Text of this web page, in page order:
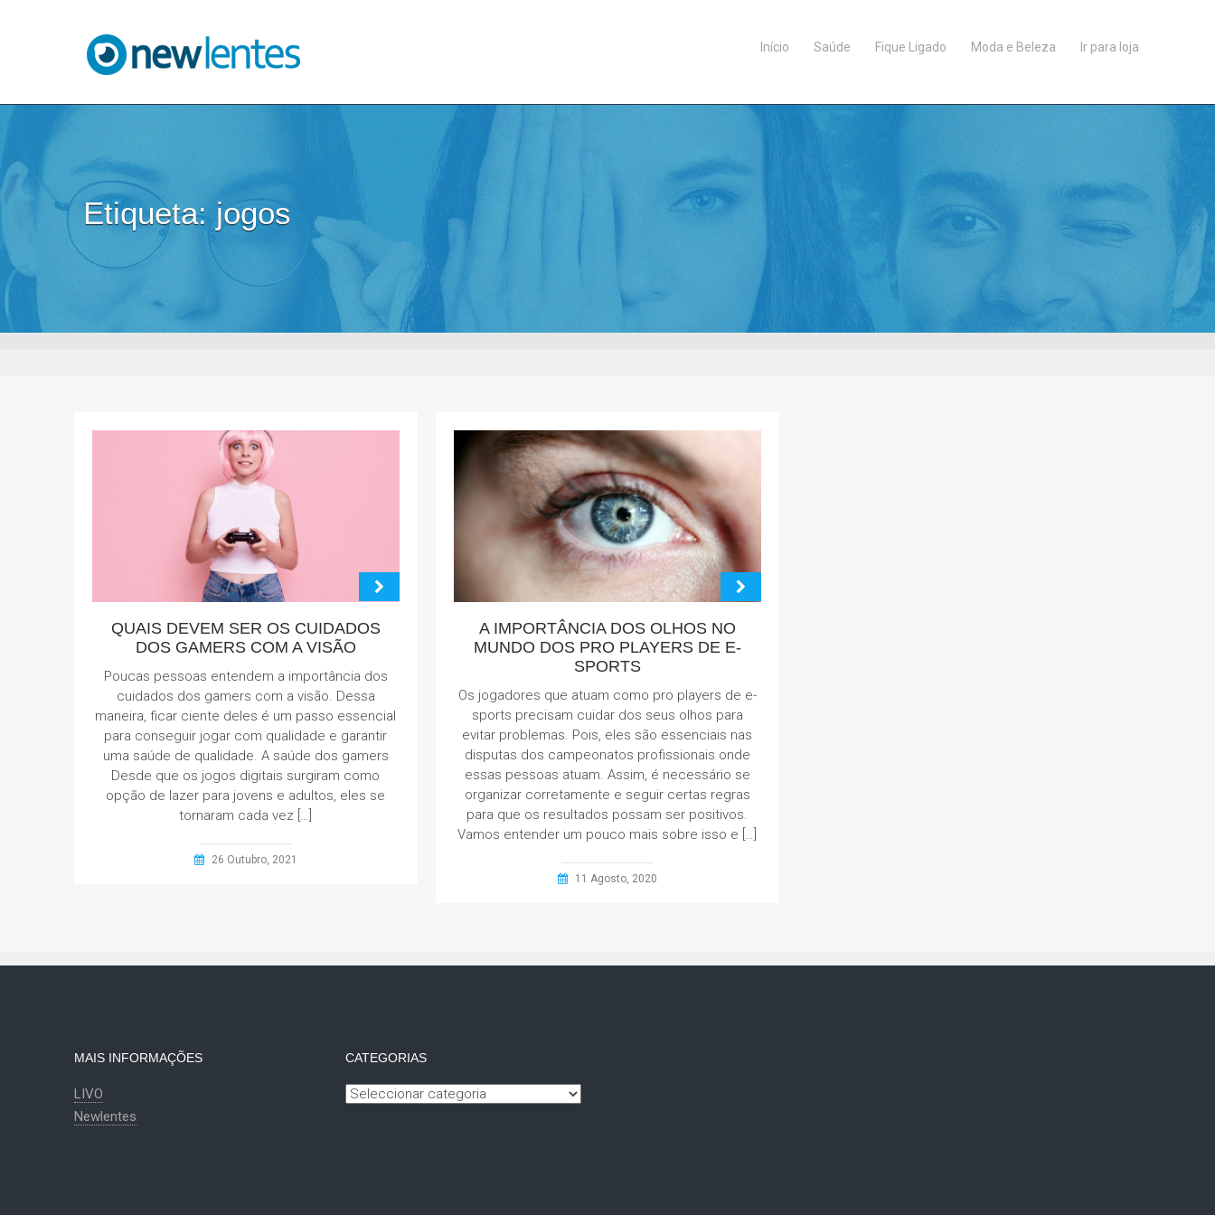
Blog NewLentes Início Saúde Fique Ligado Moda e Beleza Ir para loja
Etiqueta:jogos
QUAIS DEVEM SER OS CUIDADOS
DOS GAMERS COM A VISÃO
Poucas pessoas entendem a importância dos
cuidados dos gamers com a visão. Dessa
maneira, ficar ciente deles é um passo essencial
para conseguir jogar com qualidade e garantir
uma saúde de qualidade. A saúde dos gamers
Desde que os jogos digitais surgiram como
opção de lazer para jovens e adultos, eles se
tornaram cada vez […]
26 Outubro, 2021
A IMPORTÂNCIA DOS OLHOS NO
MUNDO DOS PRO PLAYERS DE E-
SPORTS
Os jogadores que atuam como pro players de e-
sports precisam cuidar dos seus olhos para
evitar problemas. Pois, eles são essenciais nas
disputas dos campeonatos profissionais onde
essas pessoas atuam. Assim, é necessário se
organizar corretamente e seguir certas regras
para que os resultados possam ser positivos.
Vamos entender um pouco mais sobre isso e […]
11 Agosto, 2020
MAIS INFORMAÇÕES
LIVO
Newlentes
CATEGORIAS
Categorias